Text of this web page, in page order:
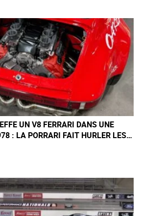
UN V8 FERRARI DANS UNE
: LA PORRARI FAIT HURLER LES